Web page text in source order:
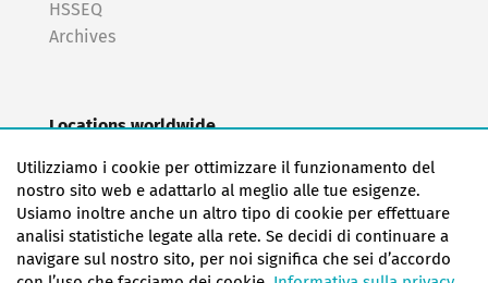
HSSEQ
Archives
Locations worldwide
EAS Germany North (Frankfurt a.M.)
EAS Germany South (Stuttgart)
EAS France
EAS Italy
Utilizziamo i cookie per ottimizzare il funzionamento del
nostro sito web e adattarlo al meglio alle tue esigenze.
Usiamo inoltre anche un altro tipo di cookie per effettuare
analisi statistiche legate alla rete. Se decidi di continuare a
navigare sul nostro sito, per noi significa che sei d’accordo